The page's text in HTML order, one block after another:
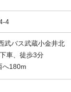
4
武バス武蔵小金井北
車、徒歩3分
へ180m